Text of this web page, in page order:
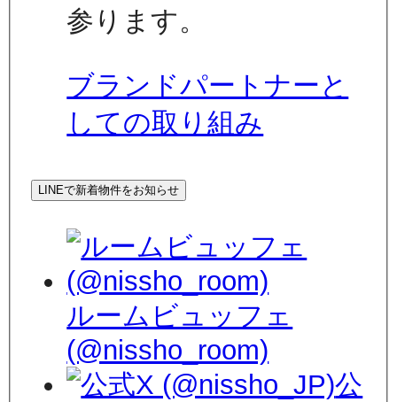
参ります。
ブランドパートナーと
しての取り組み
LINEで新着物件をお知らせ
ルームビュッフェ
(@nissho_room)
公